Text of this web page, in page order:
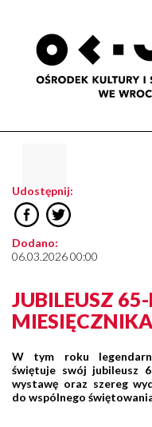
Udostępnij:
Dodano:
06.03.2026 00:00
JUBILEUSZ
W tym roku
świętuje swój jubileusz
wystawę oraz szereg
do wspólnego